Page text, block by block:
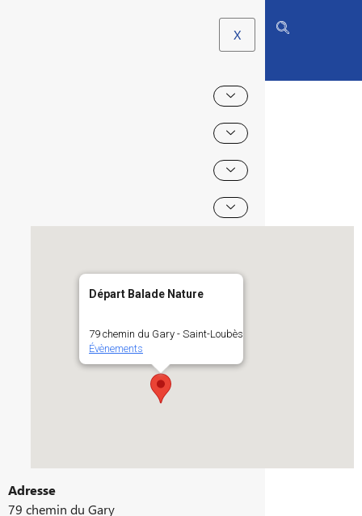
X
DÉPART BALADE
Départ Balade Nature
79 chemin du Gary - Saint-Loubès
Évènements
Adresse
79 chemin du Gary